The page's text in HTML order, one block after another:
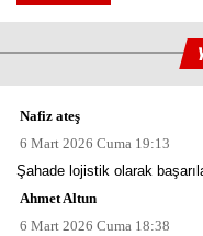
Nafiz ateş
6 Mart 2026 Cuma 19:13
Şahade lojistik olarak
Ahmet Altun
6 Mart 2026 Cuma 18:38